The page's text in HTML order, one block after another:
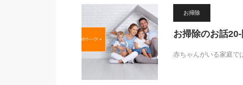
お掃除
お掃除のお話
赤ちゃんがいる家庭で